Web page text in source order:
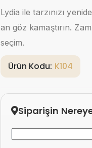
Lydia ile tarzınızı
an göz kamaştırın.
seçim.
Ürün Kodu: K104
Siparişin